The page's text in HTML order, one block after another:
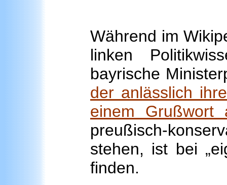
Während im
linken
bayrische
der anlässlich
einem Grußwort
preußisch-
stehen, ist bei
finden.